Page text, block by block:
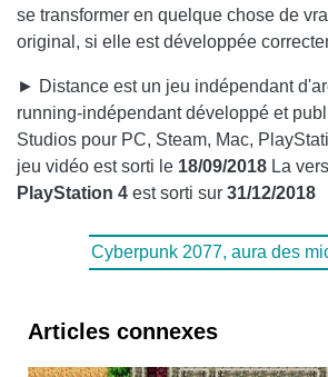
se transformer en quelque chose de
original, si elle est développée
► Distance est un jeu indépendant
running-indépendant développé et
Studios pour PC, Steam, Mac,
jeu vidéo est sorti le 18/09/2018 La
PlayStation 4 est sorti sur 31/12/2018
Cyberpunk 2077, aura des
Articles connexes